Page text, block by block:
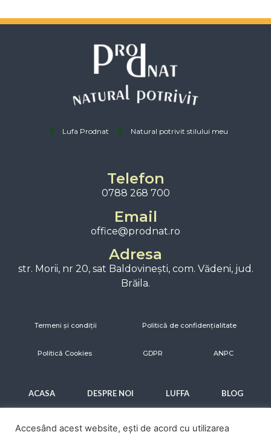
Lufa Prodnat Natural potrivit stilului meu
Telefon
0788 268 700
Email
office@prodnat.ro
Adresa
str. Morii, nr 20, sat Baldovinești, com. Vădeni, jud.
Brăila.
Termeni și condiții Politică de confidențialitate
Politică Cookies GDPR ANPC
ACASA DESPRE NOI LUFFA BLOG
Accesând acest website, ești de acord cu utilizarea